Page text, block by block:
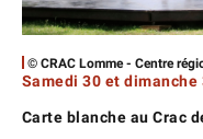
© CRAC Lomme - Centre
Samedi 30 et dimanche
Carte blanche au Crac